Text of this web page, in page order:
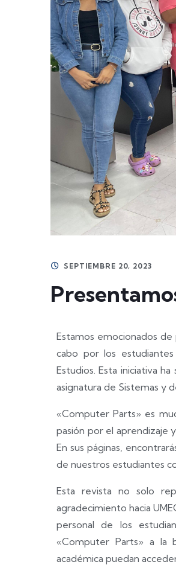
SEPTIEMBRE 20, 2023
Estamos emocionados
cabo por los
Estudios. Esta iniciativa
asignatura de Sistemas y
«Computer Parts» es
pasión por el aprendizaje
En sus páginas,
de nuestros estudiantes
Esta revista no solo
agradecimiento hacia
personal de los
«Computer Parts» a la
académica puedan